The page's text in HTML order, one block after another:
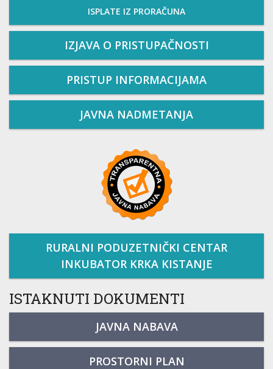
ISPLATE IZ PRORAČUNA
IZJAVA O PRISTUPAČNOSTI
PRISTUP INFORMACIJAMA
JAVNA NADMETANJA
RURALNI PODUZETNIČKI CENTAR
INKUBATOR KRKA KISTANJE
ISTAKNUTI DOKUMENTI
JAVNA NABAVA
PROSTORNI PLAN